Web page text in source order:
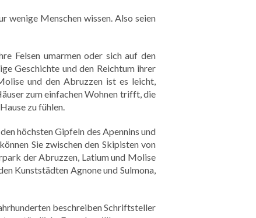
wenige Menschen wissen. Also seien
Felsen umarmen oder sich auf den
Geschichte und den Reichtum ihrer
und den Abruzzen ist es leicht,
zum einfachen Wohnen trifft, die
zu fühlen.
höchsten Gipfeln des Apennins und
Sie zwischen den Skipisten von
der Abruzzen, Latium und Molise
Kunststädten Agnone und Sulmona,
beschreiben Schriftsteller